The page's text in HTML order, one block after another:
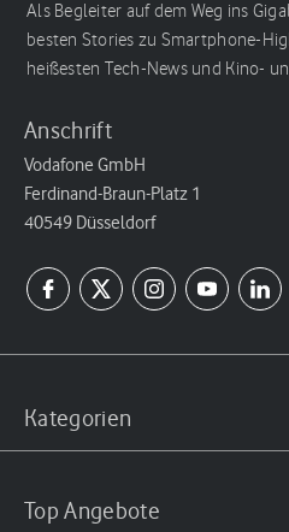
Als Begleiter auf dem Weg ins
besten Stories zu Smartphone-
heißesten Tech-News und Kino-
Anschrift
Vodafone GmbH
Ferdinand-Braun-Platz 1
40549 Düsseldorf
Kategorien
Top Angebote